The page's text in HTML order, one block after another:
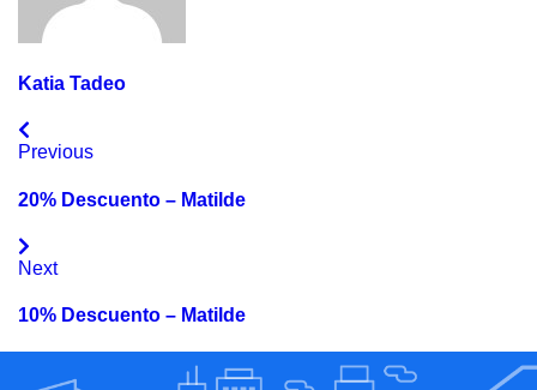
Katia Tadeo
Previous
20% Descuento – Matilde
Next
10% Descuento – Matilde